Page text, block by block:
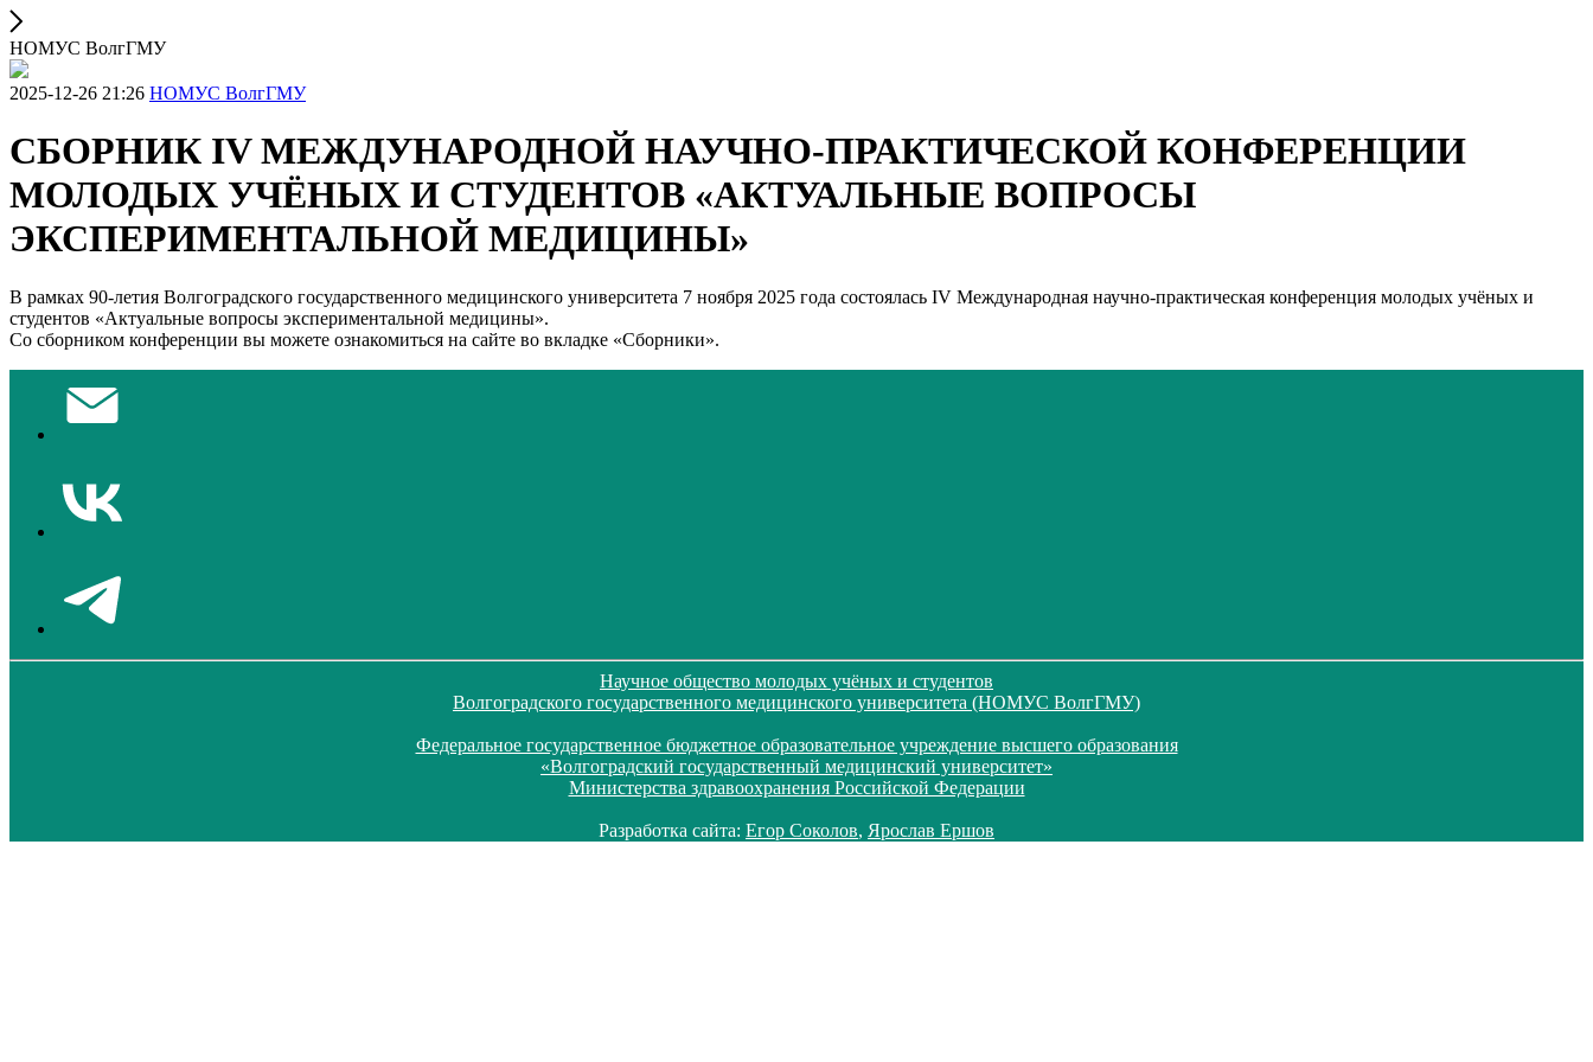
НОМУС ВолгГМУ
2025-12-26 21:26 НОМУС ВолгГМУ
СБОРНИК IV МЕЖДУНАРОДНОЙ НАУЧНО-ПРАКТИЧЕСКОЙ КОНФЕРЕНЦИИ
МОЛОДЫХ УЧЁНЫХ И СТУДЕНТОВ «АКТУАЛЬНЫЕ ВОПРОСЫ
ЭКСПЕРИМЕНТАЛЬНОЙ МЕДИЦИНЫ»
В рамках 90-летия Волгоградского государственного медицинского университета 7 ноября 2025 года состоялась IV Международная научно-практическая конференция молодых учёных и
студентов «Актуальные вопросы экспериментальной медицины».
Со сборником конференции вы можете ознакомиться на сайте во вкладке «Сборники».
Научное общество молодых учёных и студентов
Волгоградского государственного медицинского университета (НОМУС ВолгГМУ)
Федеральное государственное бюджетное образовательное учреждение высшего образования
«Волгоградский государственный медицинский университет»
Министерства здравоохранения Российской Федерации
Разработка сайта: Егор Соколов, Ярослав Ершов